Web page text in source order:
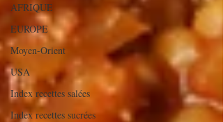
AFRIQUE
EUROPE
Moyen-Orient
USA
Index recettes salées
Index recettes sucrées